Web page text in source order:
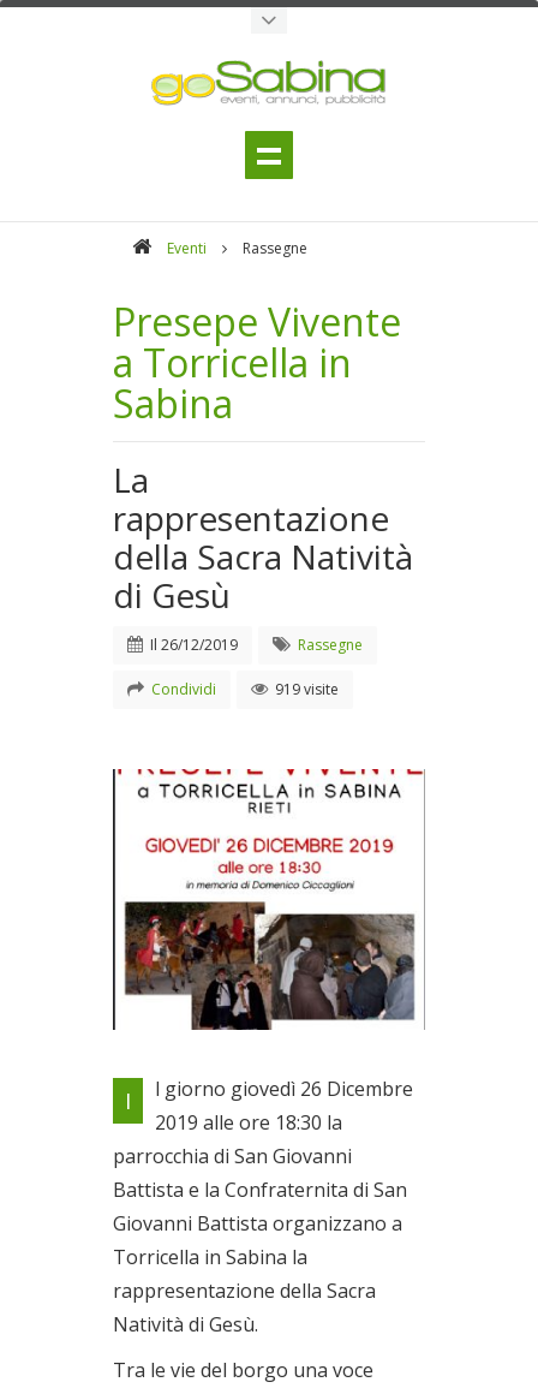
Eventi Rassegne
Presepe Vivente
a Torricella in
Sabina
La
rappresentazione
della Sacra Natività
di Gesù
Il 26/12/2019 Rassegne
Condividi 919 visite
Sacra Natività di Gesù
Il 26/12/2019
I
l giorno giovedì 26 Dicembre
2019 alle ore 18:30 la
parrocchia di San Giovanni
Battista e la Confraternita di San
Giovanni Battista organizzano a
Torricella in Sabina la
rappresentazione della Sacra
Natività di Gesù.
Tra le vie del borgo una voce